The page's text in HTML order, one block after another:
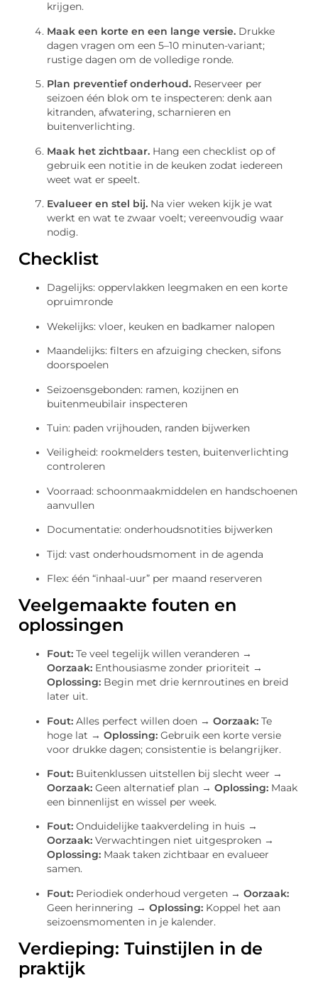
krijgen.
Maak een korte en een lange versie. Drukke
dagen vragen om een 5–10 minuten-variant;
rustige dagen om de volledige ronde.
Plan preventief onderhoud. Reserveer per
seizoen één blok om te inspecteren: denk aan
kitranden, afwatering, scharnieren en
buitenverlichting.
Maak het zichtbaar. Hang een checklist op of
gebruik een notitie in de keuken zodat iedereen
weet wat er speelt.
Evalueer en stel bij. Na vier weken kijk je wat
werkt en wat te zwaar voelt; vereenvoudig waar
nodig.
Checklist
Dagelijks: oppervlakken leegmaken en een korte
opruimronde
Wekelijks: vloer, keuken en badkamer nalopen
Maandelijks: filters en afzuiging checken, sifons
doorspoelen
Seizoensgebonden: ramen, kozijnen en
buitenmeubilair inspecteren
Tuin: paden vrijhouden, randen bijwerken
Veiligheid: rookmelders testen, buitenverlichting
controleren
Voorraad: schoonmaakmiddelen en handschoenen
aanvullen
Documentatie: onderhoudsnotities bijwerken
Tijd: vast onderhoudsmoment in de agenda
Flex: één “inhaal-uur” per maand reserveren
Veelgemaakte fouten en
oplossingen
Fout: Te veel tegelijk willen veranderen →
Oorzaak: Enthousiasme zonder prioriteit →
Oplossing: Begin met drie kernroutines en breid
later uit.
Fout: Alles perfect willen doen → Oorzaak: Te
hoge lat → Oplossing: Gebruik een korte versie
voor drukke dagen; consistentie is belangrijker.
Fout: Buitenklussen uitstellen bij slecht weer →
Oorzaak: Geen alternatief plan → Oplossing: Maak
een binnenlijst en wissel per week.
Fout: Onduidelijke taakverdeling in huis →
Oorzaak: Verwachtingen niet uitgesproken →
Oplossing: Maak taken zichtbaar en evalueer
samen.
Fout: Periodiek onderhoud vergeten → Oorzaak:
Geen herinnering → Oplossing: Koppel het aan
seizoensmomenten in je kalender.
Verdieping: Tuinstijlen in de
praktijk